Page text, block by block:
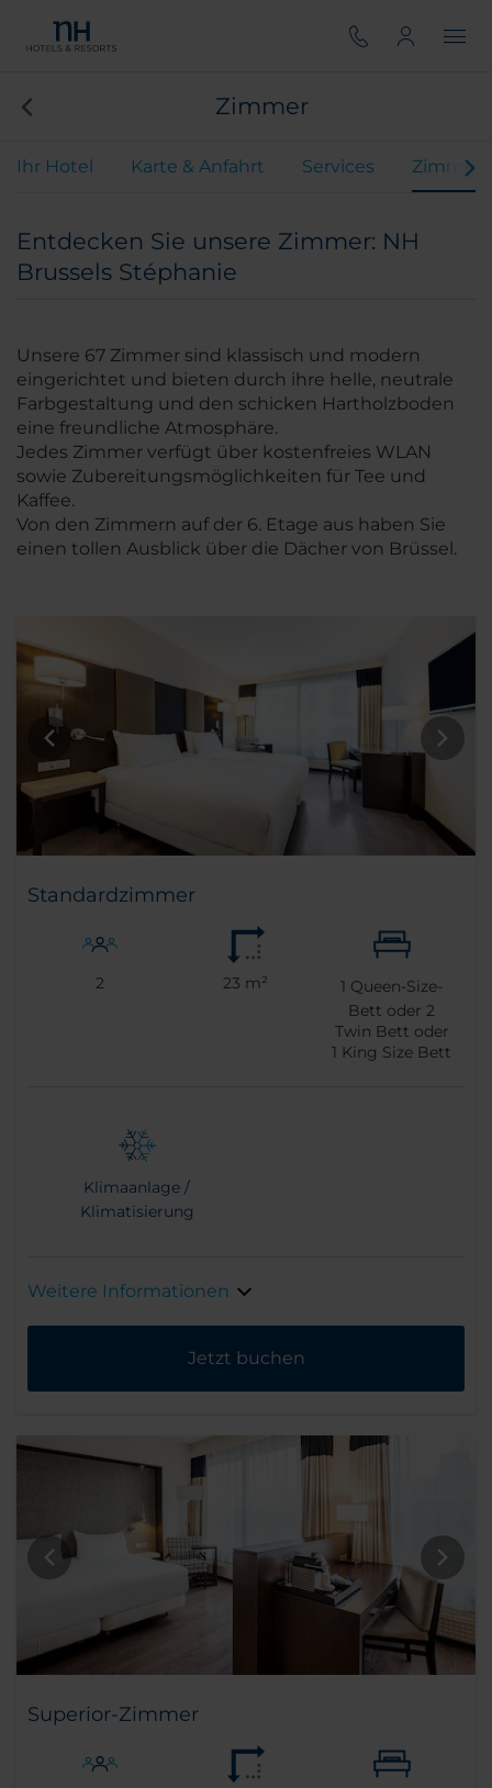
Zimmer
Ihr Hotel Karte & Anfahrt Services Zimmer
Entdecken Sie unsere Zimmer: NH
Brussels Stéphanie
Unsere 67 Zimmer sind klassisch und modern
eingerichtet und bieten durch ihre helle, neutrale
Farbgestaltung und den schicken Hartholzboden
eine freundliche Atmosphäre.
Jedes Zimmer verfügt über kostenfreies WLAN
sowie Zubereitungsmöglichkeiten für Tee und
Kaffee.
Von den Zimmern auf der 6. Etage aus haben Sie
einen tollen Ausblick über die Dächer von Brüssel.
Standardzimmer
2 23 m² 1 Queen-Size-
Bett oder2
Twin Bett oder
1 King Size Bett
Klimaanlage /
Klimatisierung
Weitere Informationen
Jetzt buchen
Superior-Zimmer